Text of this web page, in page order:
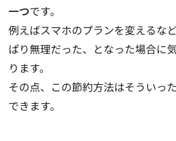
一つです。
例えばスマホのプランを変えるな
ぱり無理だった、となった場合に
ります。
その点、この節約方法はそういっ
できます。